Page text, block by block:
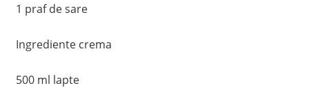
1 praf de sare
Ingrediente crema
500 ml lapte